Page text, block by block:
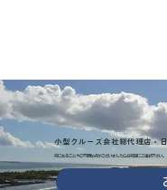
小型クルーズ会社総代理店・
気になることやご不明な点がございましたらお気軽にご連絡下さい。